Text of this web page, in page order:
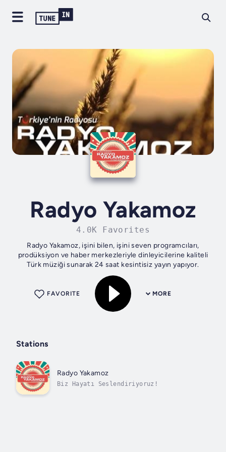
Radyo Yakamoz
4.0K Favorites
Radyo Yakamoz, işini bilen, işini seven programcıları,
prodüksiyon ve haber merkezleriyle dinleyicilerine kaliteli
Türk müziği sunarak 24 saat kesintisiz yayın yapıyor.
MORE
FAVORITE
Stations
Radyo Yakamoz
Biz Hayatı Seslendiriyoruz!